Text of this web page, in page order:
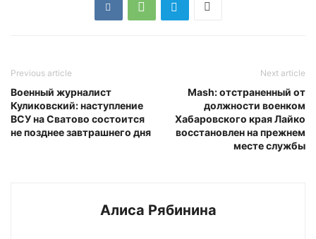
Previous article
Военный журналист
Куликовский: наступление
ВСУ на Сватово состоится
не позднее завтрашнего дня
Next article
Mash: отстраненный от
должности военком
Хабаровского края Лайко
восстановлен на прежнем
месте службы
Алиса Рябинина